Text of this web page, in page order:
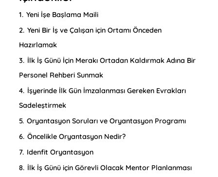
1. Yeni İşe Başlama Maili
2. Yeni Bir İş ve Çalışan için Ortamı Önceden
Hazırlamak
3. İlk İş Günü İçin Merakı Ortadan Kaldırmak Adına Bir
Personel Rehberi Sunmak
4. İşyerinde İlk Gün İmzalanması Gereken Evrakları
Sadeleştirmek
5. Oryantasyon Soruları ve Oryantasyon Programı
6. Öncelikle Oryantasyon Nedir?
7. Idenfit Oryantasyon
8. İlk İş Günü için Görevli Olacak Mentor Planlanması